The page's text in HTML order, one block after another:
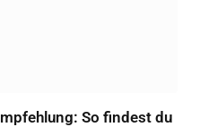
So findest du